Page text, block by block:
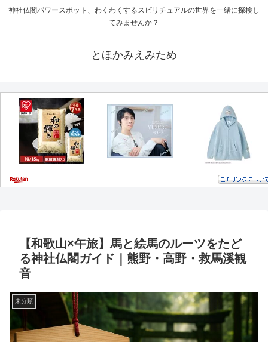
神社仏閣パワースポット、わくわくするスピリチュアルの世界を一緒に探検し
てみませんか？
とほかみえみため
【和歌山×午旅】馬と絵馬のルーツをたど
る神社仏閣ガイド｜熊野・高野・救馬溪観
音
未分類